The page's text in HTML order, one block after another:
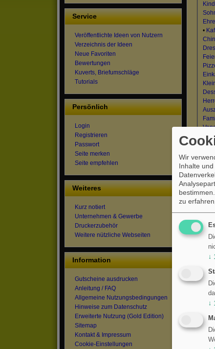
•
←
Service
Veröffentlichte Ideen von Nutzern
Verzeichnis der Ideen
Neue Favoriten
Bewertungen
Kuverts, Briefumschläge
Tutorials
Persönlich
Login
Registrieren
Passwort
Seite merken
Seite empfehlen
Weiteres
Kurz notiert
Unternehmen & Gewerbe
Druckerzubehör
Weitere nützliche Webseiten
Information
Gutscheine ausdrucken
Anleitung / FAQ
Allgemeine Nutzungsbedingungen
Hinweise zum Datenschutz
Erweiterte Nutzung (Gold Edition)
Sitemap
Kontakt & Impressum
Cookie-Einstellungen
Wir
Inhalte
zu
↓
↓